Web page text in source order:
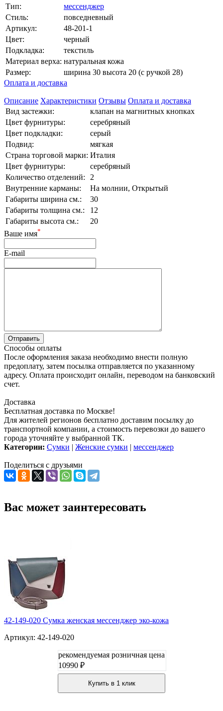
Тип:
мессенджер
Стиль:
повседневный
Артикул:
48-201-1
Цвет:
черный
Подкладка:
текстиль
Материал верха: натуральная кожа
Размер:
ширина 30 высота 20 (с ручкой 28)
Оплата и доставка
Описание Характеристики Отзывы Оплата и доставка
Вид застежки:
клапан на магнитных кнопках
Цвет фурнитуры:
серебряный
Цвет подкладки:
серый
Подвид:
мягкая
Страна торговой марки: Италия
Цвет фурнитуры:
серебряный
Количество отделений:
2
Внутренние карманы:
На молнии, Открытый
Габариты ширина см.:
30
Габариты толщина см.:
12
Габариты высота см.:
20
Ваше имя*
E-mail
Способы оплаты
После оформления заказа необходимо внести полную
предоплату, затем посылка отправляется по указанному
адресу. Оплата происходит онлайн, переводом на банковский
счет.
Доставка
Бесплатная доставка по Москве!
Для жителей регионов бесплатно доставим посылку до
транспортной компании, а стоимость перевозки до вашего
города уточняйте у выбранной ТК.
Категории: Сумки | Женские сумки | мессенджер
Поделиться с друзьями
Вас может заинтересовать
42-149-020 Сумка женская мессенджер эко-кожа
Артикул: 42-149-020
рекомендуемая розничная цена
10990 ₽
Купить в 1 клик